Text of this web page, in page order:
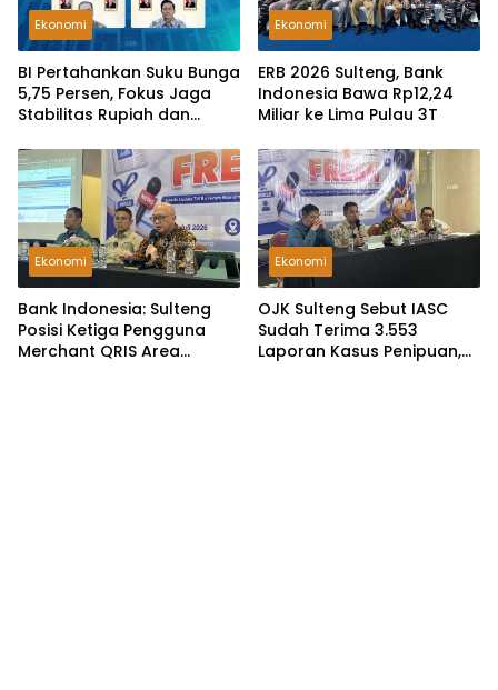
Ekonomi
BI Pertahankan Suku Bunga
5,75 Persen, Fokus Jaga
Stabilitas Rupiah dan
Ekonomi
ERB 2026 Sulteng, Bank
Indonesia Bawa Rp12,24
Miliar ke Lima Pulau 3T
Ekonomi
Bank Indonesia: Sulteng
Posisi Ketiga Pengguna
Merchant QRIS Area
Ekonomi
OJK Sulteng Sebut IASC
Sudah Terima 3.553
Laporan Kasus Penipuan,